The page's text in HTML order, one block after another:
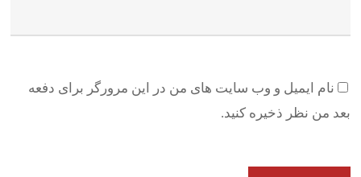
نام ایمیل و وب سایت های من در این مرورگر برای دفعه
بعد من نظر ذخیره کنید.